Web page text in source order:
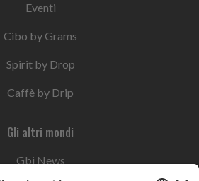
Eventi
Cibo by Grams
Spirit by Drop
Caffè by Drip
Gli altri mondi
Gbi News